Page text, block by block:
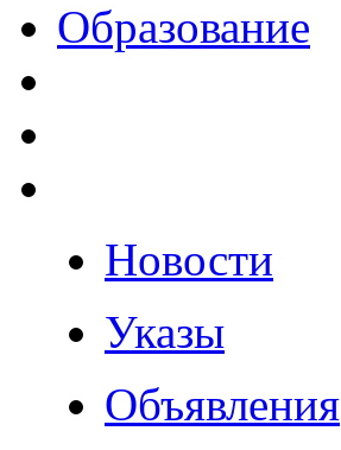
Образование
Новости
Указы
Объявления